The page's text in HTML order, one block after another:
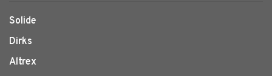
Solide
Dirks
Altrex